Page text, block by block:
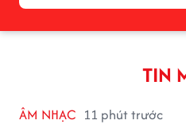
TIN
ÂM NHẠC 11 phút trước